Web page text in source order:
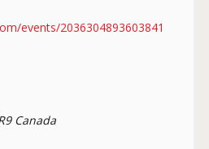
events/2036304893603841
Canada